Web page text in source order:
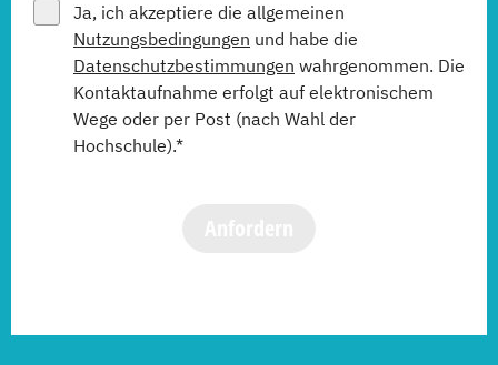
Ja, ich akzeptiere die allgemeinen
Nutzungsbedingungen und habe die
Datenschutzbestimmungen wahrgenommen. Die
Kontaktaufnahme erfolgt auf elektronischem
Wege oder per Post (nach Wahl der
Hochschule).*